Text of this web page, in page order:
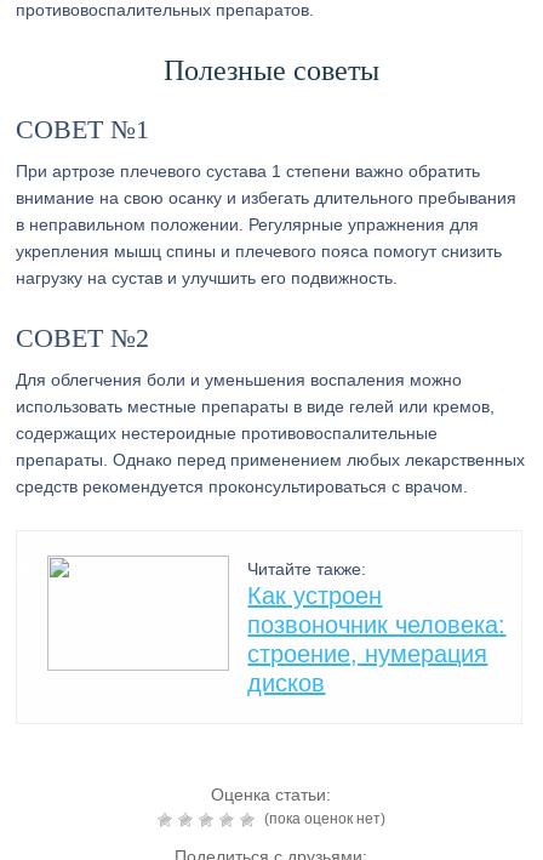
противовоспалительных препаратов.
Полезные советы
СОВЕТ №1
При артрозе плечевого сустава 1 степени важно обратить
внимание на свою осанку и избегать длительного пребывания
в неправильном положении. Регулярные упражнения для
укрепления мышц спины и плечевого пояса помогут снизить
нагрузку на сустав и улучшить его подвижность.
СОВЕТ №2
Для облегчения боли и уменьшения воспаления можно
использовать местные препараты в виде гелей или кремов,
содержащих нестероидные противовоспалительные
препараты. Однако перед применением любых лекарственных
средств рекомендуется проконсультироваться с врачом.
Читайте также:
Как устроен
позвоночник человека:
строение, нумерация
дисков
Оценка статьи:
(пока оценок нет)